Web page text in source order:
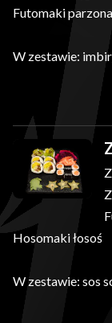
Futomaki
W zestawie:
Hosomaki łosoś
W zestawie: sos